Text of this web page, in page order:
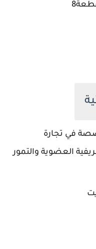
متخصصة في تجارة
العضوية والتمور